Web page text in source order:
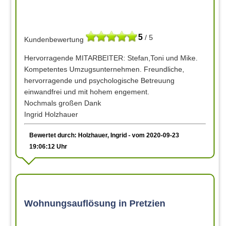
5 / 5
Kundenbewertung
Hervorragende MITARBEITER: Stefan,Toni und Mike.
Kompetentes Umzugsunternehmen. Freundliche,
hervorragende und psychologische Betreuung
einwandfrei und mit hohem engement.
Nochmals großen Dank
Ingrid Holzhauer
Bewertet durch: Holzhauer, Ingrid - vom 2020-09-23
19:06:12 Uhr
Wohnungsauflösung in Pretzien